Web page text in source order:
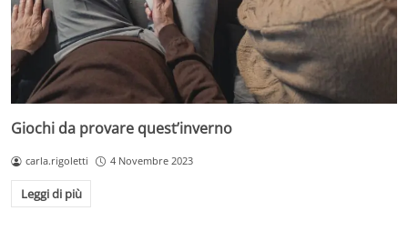
Giochi da provare quest’inverno
carla.rigoletti 4 Novembre 2023
Leggi di più